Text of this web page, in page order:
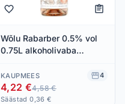
Wõlu Rabarber 0.5% vol
0.75L alkoholivaba
KAUPMEES 4
4,22 €4,58 €
Säästad 0,36 €